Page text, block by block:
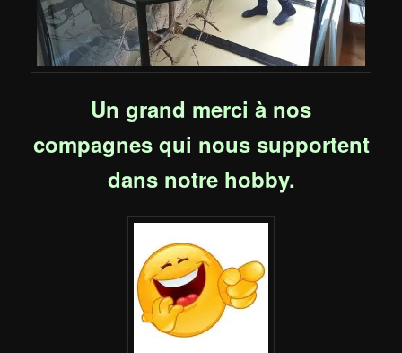
Un grand merci à nos
compagnes qui nous supportent
dans notre hobby.